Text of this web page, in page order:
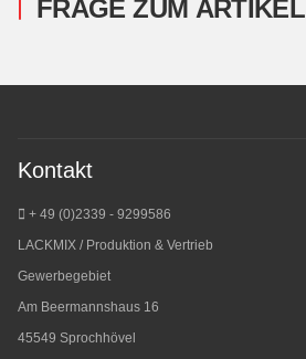
FRAGE ZUM ARTIKEL
Kontakt
+ 49 (0)2339 - 9299586
LACKMIX / Produktion & Vertrieb
Gewerbegebiet
Am Beermannshaus 16
45549 Sprochhövel